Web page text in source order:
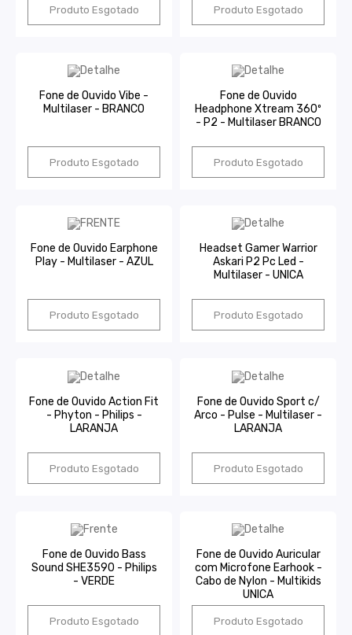
Produto Esgotado Produto Esgotado
Fone de Ouvido Vibe -
Multilaser - BRANCO
Produto Esgotado
Fone de Ouvido
Headphone Xtream 360º
- P2 - Multilaser BRANCO
Produto Esgotado
Fone de Ouvido Earphone
Play - Multilaser - AZUL
Produto Esgotado
Headset Gamer Warrior
Askari P2 Pc Led -
Multilaser - UNICA
Produto Esgotado
Fone de Ouvido Action Fit
- Phyton - Philips -
LARANJA
Produto Esgotado
Fone de Ouvido Sport c/
Arco - Pulse - Multilaser -
LARANJA
Produto Esgotado
Fone de Ouvido Bass
Sound SHE3590 - Philips
- VERDE
Produto Esgotado
Fone de Ouvido Auricular
com Microfone Earhook -
Cabo de Nylon - Multikids
UNICA
Produto Esgotado